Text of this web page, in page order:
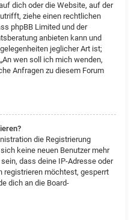
dich oder die Website, auf der
ziehe einen rechtlichen
phpBB Limited und der
anbieten kann und
jeglicher Art ist;
wen soll ich mich wenden,
Anfragen zu diesem Forum
die Registrierung
keine neuen Benutzer mehr
dass deine IP-Adresse oder
registrieren möchtest, gesperrt
dich an die Board-